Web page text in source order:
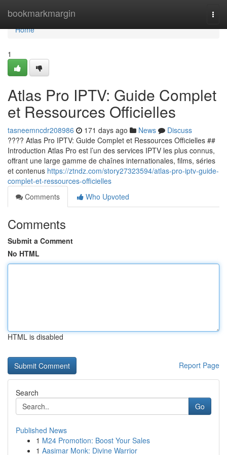
bookmarkmargin
Home
Home
1
Atlas Pro IPTV: Guide Complet
et Ressources Officielles
tasneemncdr208986 171 days ago News
Discuss
???? Atlas Pro IPTV: Guide Complet et Ressources Officielles ##
Introduction Atlas Pro est l’un des services IPTV les plus connus,
offrant une large gamme de chaînes internationales, films, séries
et contenus https://ztndz.com/story27323594/atlas-pro-iptv-guide-
complet-et-ressources-officielles
Comments
Who Upvoted
Comments
Submit a Comment
No HTML
HTML is disabled
Report Page
Search
Go
Published News
1 M24 Promotion: Boost Your Sales
1 Aasimar Monk: Divine Warrior